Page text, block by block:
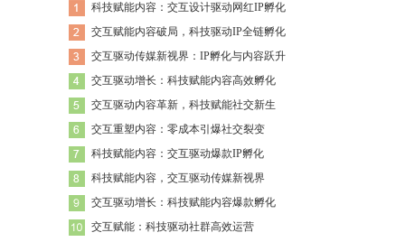
科技赋能内容：交互设计驱动网红IP孵化
交互赋能内容破局，科技驱动IP全链孵化
交互驱动传媒新视界：IP孵化与内容跃升
交互驱动增长：科技赋能内容高效孵化
交互驱动内容革新，科技赋能社交新生
交互重塑内容：零成本引爆社交裂变
科技赋能内容：交互驱动爆款IP孵化
科技赋能内容，交互驱动传媒新视界
交互驱动增长：科技赋能内容爆款孵化
交互赋能：科技驱动社群高效运营